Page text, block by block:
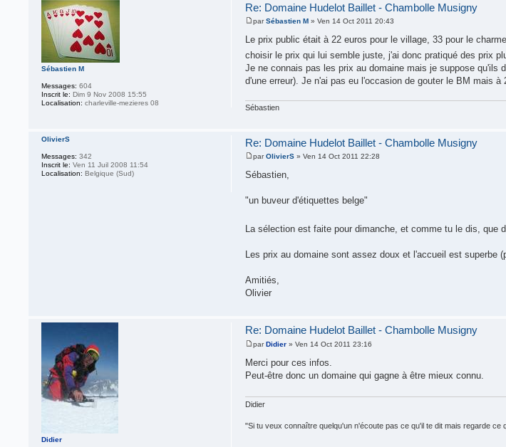
Re: Domaine Hudelot Baillet - Chambolle Musigny
parSébastien M» Ven 14 Oct 2011 20:43
Le prix public était à 22 euros pour le village, 33 pour le
choisir le prix qui lui semble juste, j'ai donc pratiqué des prix
Je ne connais pas les prix au domaine mais je suppose qu'ils
d'une erreur). Je n'ai pas eu l'occasion de gouter le BM mais
Sébastien
Sébastien M
Messages: 604
Inscrit le: Dim 9 Nov 2008 15:55
Localisation: charleville-mezieres 08
Re: Domaine Hudelot Baillet - Chambolle Musigny
parOlivierS» Ven 14 Oct 2011 22:28
Sébastien,
"un buveur d'étiquettes belge"
La sélection est faite pour dimanche, et comme tu le dis, que
Les prix au domaine sont assez doux et l'accueil est superbe
Amitiés,
Olivier
OlivierS
Messages: 342
Inscrit le: Ven 11 Juil 2008 11:54
Localisation: Belgique (Sud)
Re: Domaine Hudelot Baillet - Chambolle Musigny
parDidier» Ven 14 Oct 2011 23:16
Merci pour ces infos.
Peut-être donc un domaine qui gagne à être mieux connu.
Didier
"Si tu veux connaître quelqu'un n'écoute pas ce qu'il te dit mais regarde ce
Didier